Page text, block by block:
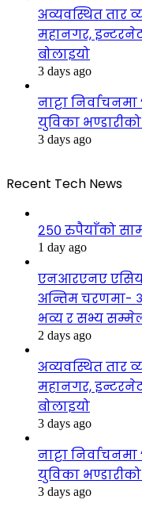
अव्यवस्थित तार
महानगर,
बोलाइयो
3 days ago
नाट्टा
युविका
3 days ago
Recent Tech News
२५० रुपैयाँको
1 day ago
एनआरएनए
अन्तिम चरणमा-
भव्य र सभ्य
2 days ago
अव्यवस्थित तार
महानगर,
बोलाइयो
3 days ago
नाट्टा
युविका
3 days ago